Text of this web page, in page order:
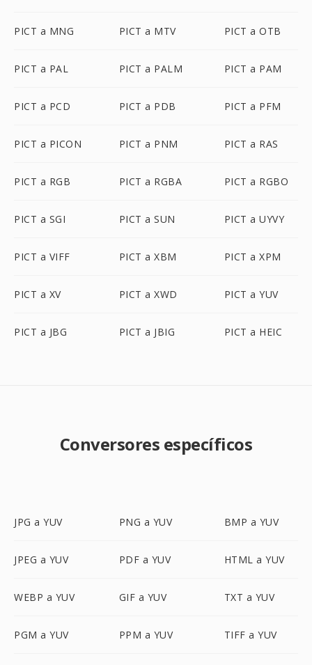
PICT a MNG PICT a MTV PICT a OTB
PICT a PAL PICT a PALM PICT a PAM
PICT a PCD PICT a PDB PICT a PFM
PICT a PICON PICT a PNM PICT a RAS
PICT a RGB PICT a RGBA PICT a RGBO
PICT a SGI PICT a SUN PICT a UYVY
PICT a VIFF PICT a XBM PICT a XPM
PICT a XV PICT a XWD PICT a YUV
PICT a JBG PICT a JBIG PICT a HEIC
Conversores específicos
JPG a YUV PNG a YUV BMP a YUV
JPEG a YUV PDF a YUV HTML a YUV
WEBP a YUV GIF a YUV TXT a YUV
PGM a YUV PPM a YUV TIFF a YUV